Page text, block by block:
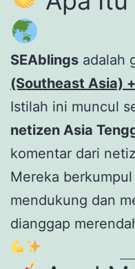
SEAblings adalah
(Southeast Asia)
Istilah ini muncul
netizen Asia
komentar dari
Mereka
mendukung dan
dianggap